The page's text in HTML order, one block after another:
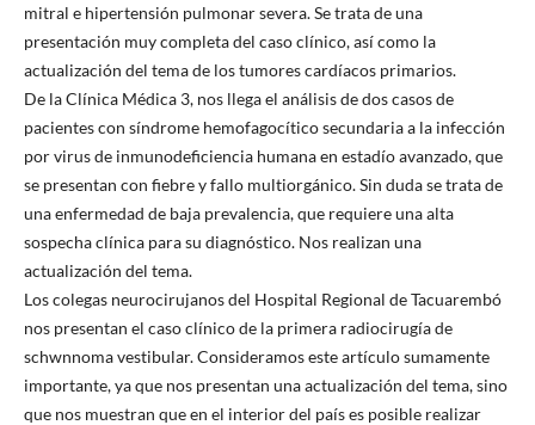
mitral e hipertensión pulmonar severa. Se trata de una
presentación muy completa del caso clínico, así como la
actualización del tema de los tumores cardíacos primarios.
De la Clínica Médica 3, nos llega el análisis de dos casos de
pacientes con síndrome hemofagocítico secundaria a la infección
por virus de inmunodeficiencia humana en estadío avanzado, que
se presentan con fiebre y fallo multiorgánico. Sin duda se trata de
una enfermedad de baja prevalencia, que requiere una alta
sospecha clínica para su diagnóstico. Nos realizan una
actualización del tema.
Los colegas neurocirujanos del Hospital Regional de Tacuarembó
nos presentan el caso clínico de la primera radiocirugía de
schwnnoma vestibular. Consideramos este artículo sumamente
importante, ya que nos presentan una actualización del tema, sino
que nos muestran que en el interior del país es posible realizar